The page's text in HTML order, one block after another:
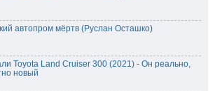
автопром мёртв (Руслан Осташко)
Toyota Land Cruiser 300 (2021) - Он реально,
новый